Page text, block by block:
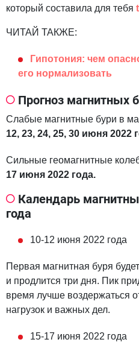
который составила для тебя
ЧИТАЙ ТАКЖЕ:
Гипотония: чем
его нормализовать
Прогноз магнитных
Слабые магнитные бури в
12, 23, 24, 25, 30 июня 2022
Сильные геомагнитные
17 июня 2022 года.
Календарь
года
10-12 июня 2022 года
Первая магнитная буря
и продлится три дня. Пик
время лучше воздержаться
нагрузок и важных дел.
15-17 июня 2022 года